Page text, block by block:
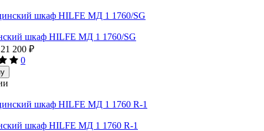
шкаф HILFE МД 1 1760/SG
21 200 ₽
0
шкаф HILFE МД 1 1760 R-1